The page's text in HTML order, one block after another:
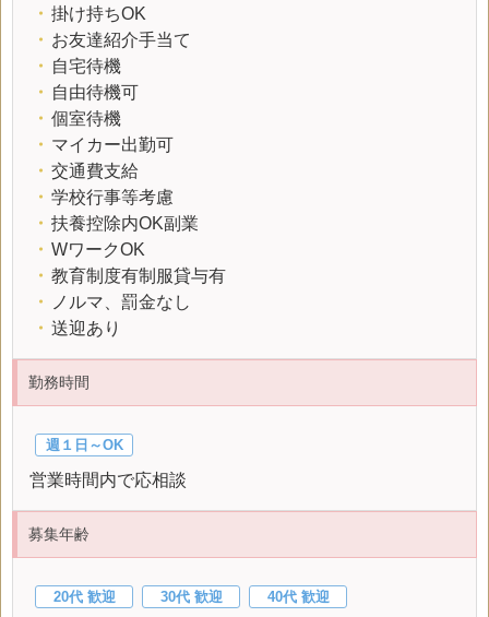
・ 掛け持ちOK
・ お友達紹介手当て
・ 自宅待機
・ 自由待機可
・ 個室待機
・ マイカー出勤可
・ 交通費支給
・ 学校行事等考慮
・ 扶養控除内OK副業
・ WワークOK
・ 教育制度有制服貸与有
・
ノルマ、罰金なし
・ 送迎あり
勤務時間
週１日～OK
営業時間内で応相談
募集年齢
20代 歓迎 30代 歓迎 40代 歓迎